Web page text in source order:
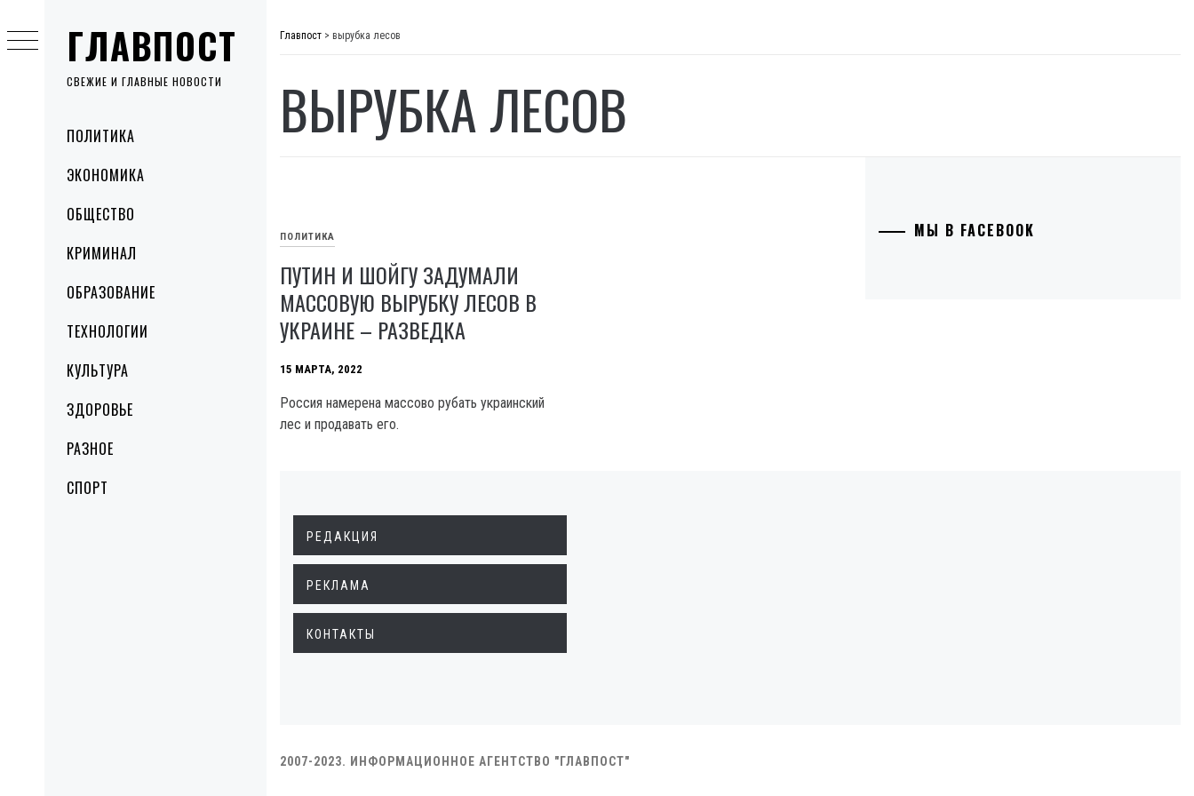
ГЛАВПОСТ
СВЕЖИЕ И ГЛАВНЫЕ НОВОСТИ
MenuПОЛИТИКА
ЭКОНОМИКА
ОБЩЕСТВО
КРИМИНАЛ
ОБРАЗОВАНИЕ
ТЕХНОЛОГИИ
КУЛЬТУРА
ЗДОРОВЬЕ
РАЗНОЕ
СПОРТ
to
content
Главпост > вырубка лесов
ВЫРУБКА ЛЕСОВ
ПОЛИТИКА
ПУТИН И ШОЙГУ ЗАДУМАЛИ
МАССОВУЮ ВЫРУБКУ ЛЕСОВ В
УКРАИНЕ – РАЗВЕДКА
15 МАРТА, 2022
Россия намерена массово рубать украинский
лес и продавать его.
МЫ В FACEBOOK
РЕДАКЦИЯ
РЕКЛАМА
КОНТАКТЫ
2007-2023. ИНФОРМАЦИОННОЕ АГЕНТСТВО "ГЛАВПОСТ"